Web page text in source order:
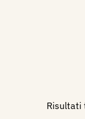
Risultati